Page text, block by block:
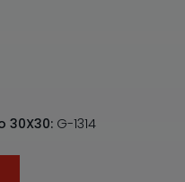
30X30: G-1314